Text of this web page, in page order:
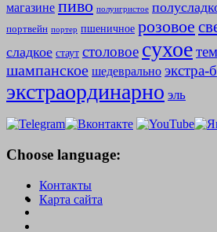
магазине пиво полуигристое
портвейн портер пшеничное розовое
сладкое стаут столовое сухое
шампанское шедеврально экстра-
экстраординарно эль
Choose language:
Контакты
Карта сайта